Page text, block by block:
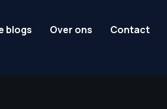
blogs Over ons Contact